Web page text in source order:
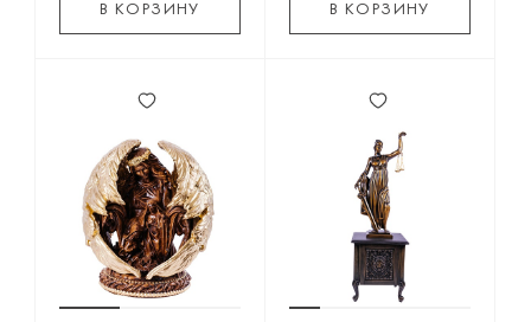
В КОРЗИНУ В КОРЗИНУ